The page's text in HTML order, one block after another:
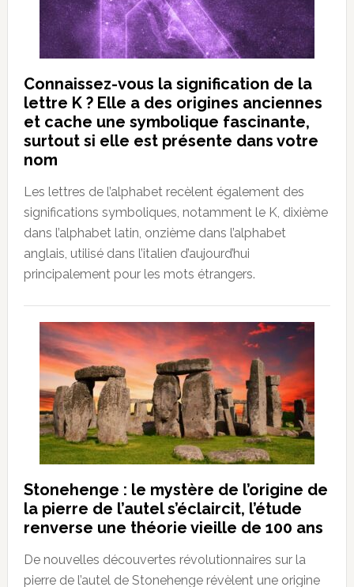
Connaissez-vous la signification de la
lettre K ? Elle a des origines anciennes
et cache une symbolique fascinante,
surtout si elle est présente dans votre
nom
Les lettres de l’alphabet recèlent également des
significations symboliques, notamment le K, dixième
dans l’alphabet latin, onzième dans l’alphabet
anglais, utilisé dans l’italien d’aujourd’hui
principalement pour les mots étrangers.
Stonehenge : le mystère de l’origine de
la pierre de l’autel s’éclaircit, l’étude
renverse une théorie vieille de 100 ans
De nouvelles découvertes révolutionnaires sur la
pierre de l’autel de Stonehenge révèlent une origine